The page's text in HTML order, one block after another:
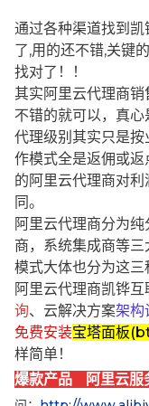
通过各种渠道找到
了,用的还不错,关键
找对了！！
其实阿里云代理商
不错的就可以，真
代理级别其实只是
作模式全是返佣或
的阿里云代理商对
同。
阿里云代理商分为
商，系统集成商等
模式大体也分为这三
阿里云代理商凯铧
询、云解决方案架构
免费安装宝塔面板
样简单！
爆款产品 阿里云服